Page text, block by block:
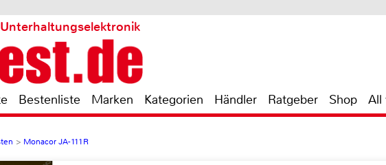
Bestenliste Marken Kategorien Händler Ratgeber Shop All
> Monacor JA-111R